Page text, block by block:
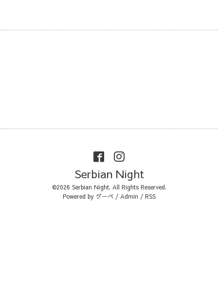
Serbian Night
©2026 Serbian Night. All Rights Reserved.
Powered by グーペ/ Admin / RSS